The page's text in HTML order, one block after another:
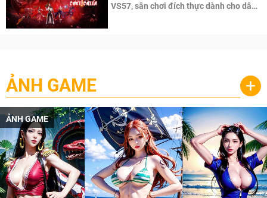
VS57, sân chơi đích thực dành cho dân
ẢNH GAME +
ẢNH GAME